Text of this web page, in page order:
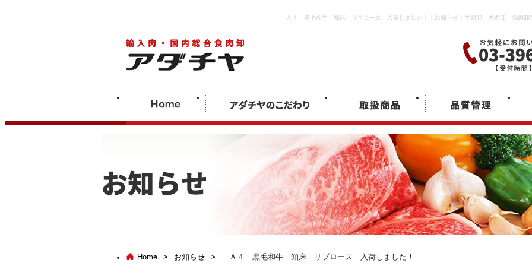
Ａ４ 黒毛和牛 知床 リブロース 入荷しました！｜お知らせ｜牛肉卸、豚肉卸、鶏肉卸
Home > お知らせ > Ａ４ 黒毛和牛 知床 リブロース 入荷しました！